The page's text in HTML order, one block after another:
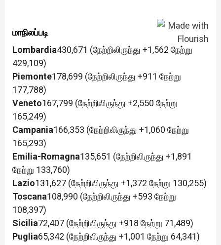
மாநிலப்படி
Lombardia430,671 (நேற்றிலிருந்து +1,562 நேற்று
429,109)
Piemonte178,699 (நேற்றிலிருந்து +911 நேற்று
177,788)
Veneto167,799 (நேற்றிலிருந்து +2,550 நேற்று
165,249)
Campania166,353 (நேற்றிலிருந்து +1,060 நேற்று
165,293)
Emilia-Romagna135,651 (நேற்றிலிருந்து +1,891
நேற்று 133,760)
Lazio131,627 (நேற்றிலிருந்து +1,372 நேற்று 130,255)
Toscana108,990 (நேற்றிலிருந்து +593 நேற்று
108,397)
Sicilia72,407 (நேற்றிலிருந்து +918 நேற்று 71,489)
Puglia65,342 (நேற்றிலிருந்து +1,001 நேற்று 64,341)